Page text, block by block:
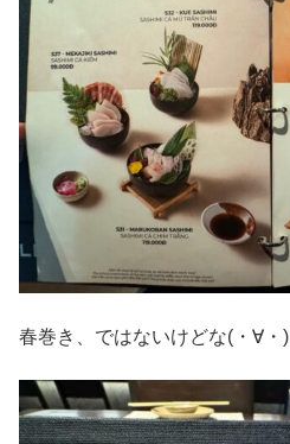
春巻き、ではないけどな(・∀・)